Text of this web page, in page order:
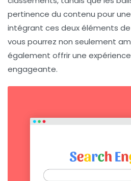
pertinence du contenu pour
intégrant ces deux éléments
vous pourrez non seulement
également offrir une
engageante.